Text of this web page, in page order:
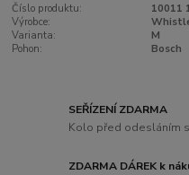
Číslo produktu:
10011
Výrobce:
Varianta:
M
Pohon:
Bosch
SEŘÍZENÍ ZDARMA
Kolo před odesláním
ZDARMA DÁREK k